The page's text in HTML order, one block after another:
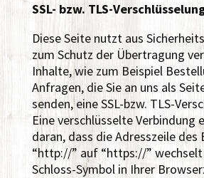
SSL- bzw. TLS-
Diese Seite nutzt aus
zum Schutz der Übertragung
Inhalte, wie zum Beispiel
Anfragen, die Sie an uns als
senden, eine SSL-bzw. TLS-
Eine verschlüsselte Verbindung
daran, dass die Adresszeile des
“http://” auf “https://”
Schloss-Symbol in Ihrer